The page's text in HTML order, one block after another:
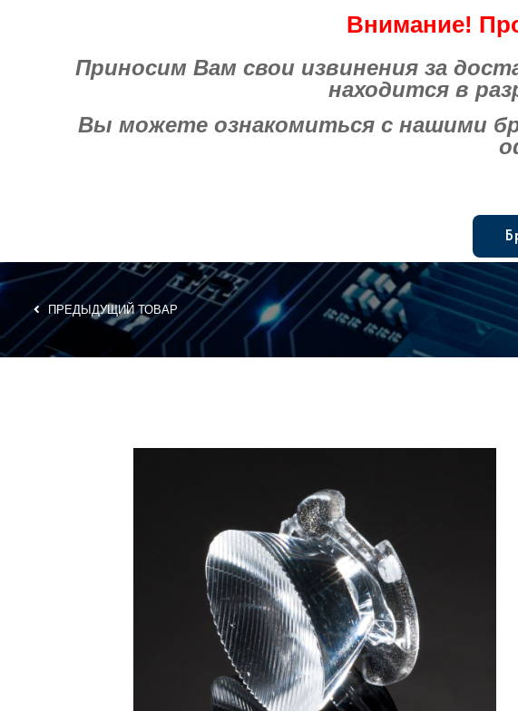
Внимание!
Приносим Вам свои извинения за
находится в
Вы можете ознакомиться с нашими
ПРЕДЫДУЩИЙ ТОВАР